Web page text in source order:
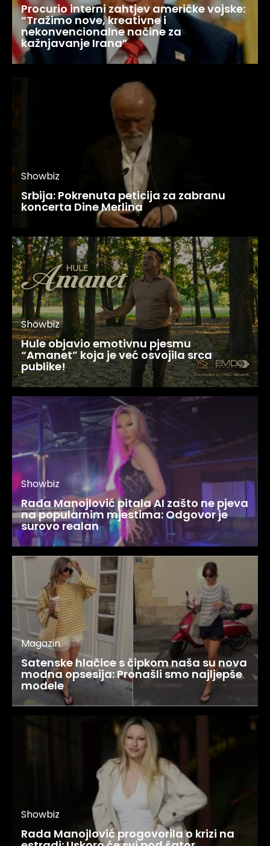
Procurio interni zahtjev američke vojske:
“Tražimo nove, kreativne i
nekonvencionalne načine za
kažnjavanje Irana”
Showbiz
Srbija: Pokrenuta peticija za zabranu
koncerta Dine Merlina
Showbiz
Hule objavio emotivnu pjesmu
“Amanet” koja je već osvojila srca
publike!
Showbiz
Rada Manojlović pitala AI zašto ne pjeva
na popularnim mjestima: Odgovor je
surovo realan
Magazin
Satenske hlačice s čipkom naša su nova
modna opsesija: Pronašli smo najljepše
modele
Showbiz
Rada Manojlović progovorila o krizi na